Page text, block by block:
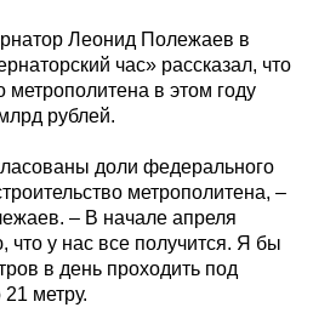
Леонид Полежаев в
час» рассказал, что
метрополитена в этом году
рублей.
доли федерального
метрополитена, –
– В начале апреля
что у нас все получится. Я бы
в день проходить под
метру.